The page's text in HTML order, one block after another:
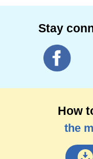
Stay
How
the